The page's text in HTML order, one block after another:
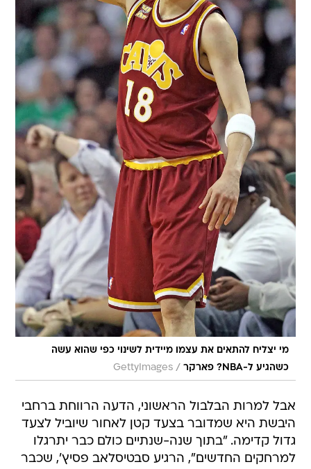
מי יצליח להתאים את עצמו מיידית לשינוי כפי שהוא עשה
כשהגיע ל-NBA? פארקר
/
GettyImages
אבל למרות הבלבול הראשוני, הדעה הרווחת ברחבי
היבשת היא שמדובר בצעד קטן לאחור שיוביל לצעד
גדול קדימה. "בתוך שנה-שנתיים כולם כבר יתרגלו
למרחקים החדשים", הרגיע סבטיסלאב פסיץ', שכבר